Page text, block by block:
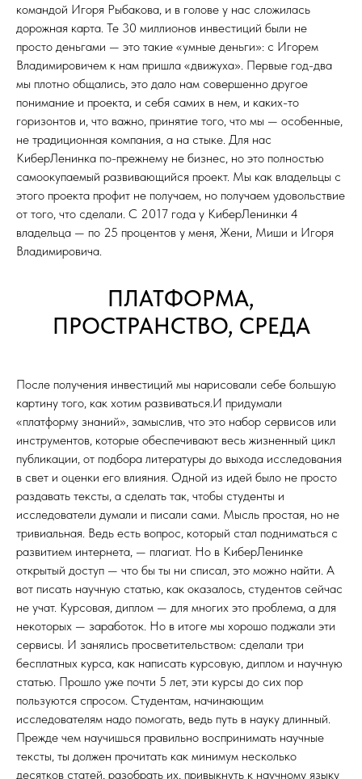
командой Игоря Рыбакова, и в голове у нас сложилась
дорожная карта. Те 30 миллионов инвестиций были не
просто деньгами — это такие «умные деньги»: с Игорем
Владимировичем к нам пришла «движуха». Первые год-два
мы плотно общались, это дало нам совершенно другое
понимание и проекта, и себя самих в нем, и каких-то
горизонтов и, что важно, принятие того, что мы — особенные,
не традиционная компания, а на стыке. Для нас
КиберЛенинка по-прежнему не бизнес, но это полностью
самоокупаемый развивающийся проект. Мы как владельцы с
этого проекта профит не получаем, но получаем удовольствие
от того, что сделали. С 2017 года у КиберЛенинки 4
владельца — по 25 процентов у меня, Жени, Миши и Игоря
Владимировича.
ПЛАТФОРМА,
ПРОСТРАНСТВО, СРЕДА
После получения инвестиций мы нарисовали себе большую
картину того, как хотим развиваться.И придумали
«платформу знаний», замыслив, что это набор сервисов или
инструментов, которые обеспечивают весь жизненный цикл
публикации, от подбора литературы до выхода исследования
в свет и оценки его влияния. Одной из идей было не просто
раздавать тексты, а сделать так, чтобы студенты и
исследователи думали и писали сами. Мысль простая, но не
тривиальная. Ведь есть вопрос, который стал подниматься с
развитием интернета, — плагиат. Но в КиберЛенинке
открытый доступ — что бы ты ни списал, это можно найти. А
вот писать научную статью, как оказалось, студентов сейчас
не учат. Курсовая, диплом — для многих это проблема, а для
некоторых — заработок. Но в итоге мы хорошо поджали эти
сервисы. И занялись просветительством: сделали три
бесплатных курса, как написать курсовую, диплом и научную
статью. Прошло уже почти 5 лет, эти курсы до сих пор
пользуются спросом. Студентам, начинающим
исследователям надо помогать, ведь путь в науку длинный.
Прежде чем научишься правильно воспринимать научные
тексты, ты должен прочитать как минимум несколько
десятков статей, разобрать их, привыкнуть к научному языку